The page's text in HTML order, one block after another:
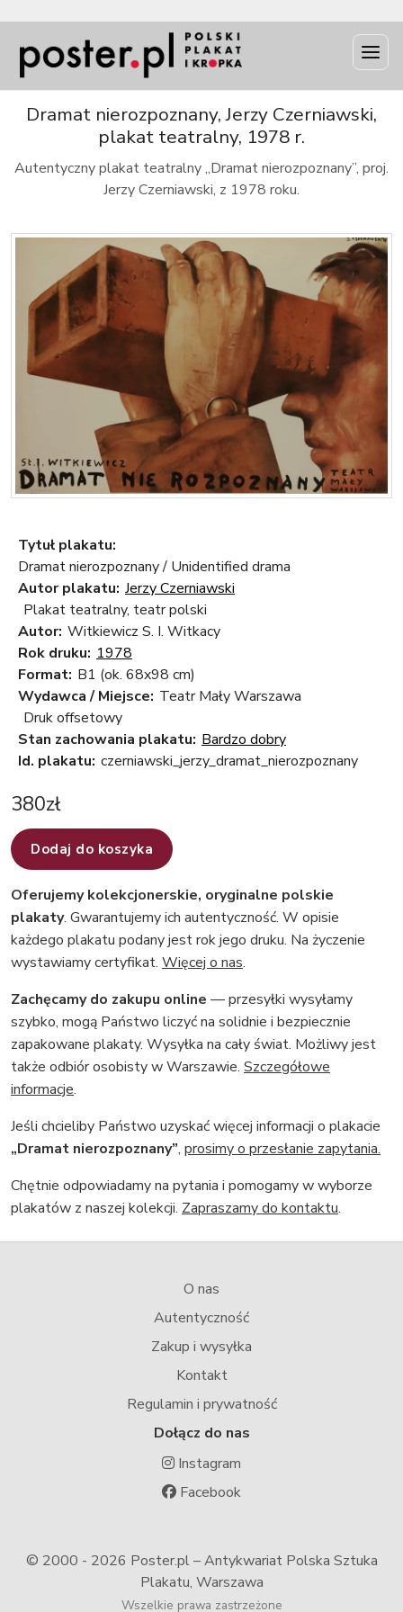
Dramat nierozpoznany, Jerzy Czerniawski,
plakat teatralny, 1978 r.
Autentyczny plakat teatralny „Dramat nierozpoznany”, proj.
Jerzy Czerniawski, z 1978 roku.
Tytuł plakatu:
Dramat nierozpoznany / Unidentified drama
Autor plakatu: Jerzy Czerniawski
Plakat teatralny, teatr polski
Autor: Witkiewicz S. I. Witkacy
Rok druku: 1978
Format: B1 (ok. 68x98 cm)
Wydawca / Miejsce: Teatr Mały Warszawa
Druk offsetowy
Stan zachowania plakatu: Bardzo dobry
Id. plakatu: czerniawski_jerzy_dramat_nierozpoznany
380zł
Dodaj do koszyka
Oferujemy kolekcjonerskie, oryginalne polskie
plakaty. Gwarantujemy ich autentyczność. W opisie
każdego plakatu podany jest rok jego druku. Na życzenie
wystawiamy certyfikat. Więcej o nas.
Zachęcamy do zakupu online — przesyłki wysyłamy
szybko, mogą Państwo liczyć na solidnie i bezpiecznie
zapakowane plakaty. Wysyłka na cały świat. Możliwy jest
także odbiór osobisty w Warszawie. Szczegółowe
informacje.
Jeśli chcieliby Państwo uzyskać więcej informacji o plakacie
„Dramat nierozpoznany”, prosimy o przesłanie zapytania.
Chętnie odpowiadamy na pytania i pomogamy w wyborze
plakatów z naszej kolekcji. Zapraszamy do kontaktu.
O nas
Autentyczność
Zakup i wysyłka
Kontakt
Regulamin i prywatność
Dołącz do nas
Instagram
Facebook
© 2000 - 2026 Poster.pl – Antykwariat Polska Sztuka
Plakatu, Warszawa
Wszelkie prawa zastrzeżone